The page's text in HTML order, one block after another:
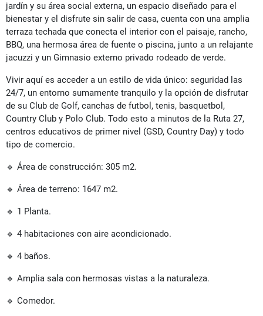
jardín y su área social externa, un espacio diseñado para el
bienestar y el disfrute sin salir de casa, cuenta con una amplia
terraza techada que conecta el interior con el paisaje, rancho,
BBQ, una hermosa área de fuente o piscina, junto a un relajante
jacuzzi y un Gimnasio externo privado rodeado de verde.
Vivir aquí es acceder a un estilo de vida único: seguridad las
24/7, un entorno sumamente tranquilo y la opción de disfrutar
de su Club de Golf, canchas de futbol, tenis, basquetbol,
Country Club y Polo Club. Todo esto a minutos de la Ruta 27,
centros educativos de primer nivel (GSD, Country Day) y todo
tipo de comercio.
🔹 Área de construcción: 305 m2.
🔹 Área de terreno: 1647 m2.
🔹 1 Planta.
🔹 4 habitaciones con aire acondicionado.
🔹 4 baños.
🔹 Amplia sala con hermosas vistas a la naturaleza.
🔹 Comedor.